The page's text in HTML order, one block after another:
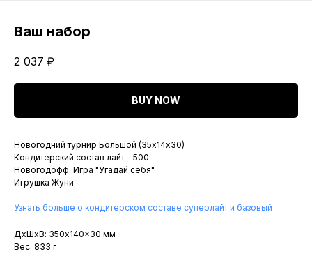
Ваш набор
2 037 ₽
BUY NOW
Новогодний турнир Большой (35х14х30)
Кондитерский состав лайт - 500
Новогодофф. Игра "Угадай себя"
Игрушка Жуни
Узнать больше о кондитерском составе суперлайт и базовый
ДxШxВ: 350x140x30 мм
Вес: 833 г